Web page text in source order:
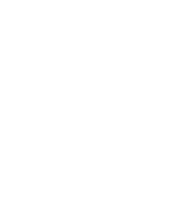
versicherungstechnisch
zusätzliche Arretierung
eine
Sicherheit bietet. Die
ausgekuppelt, eine